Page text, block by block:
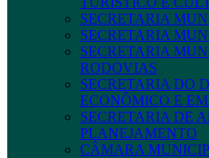
SECRETARIA
SECRETARIA
SECRETARIA
RODOVIAS
SECRETARIA DO
ECONÔMICO E
SECRETARIA DE
PLANEJAMENTO
CÂMARA